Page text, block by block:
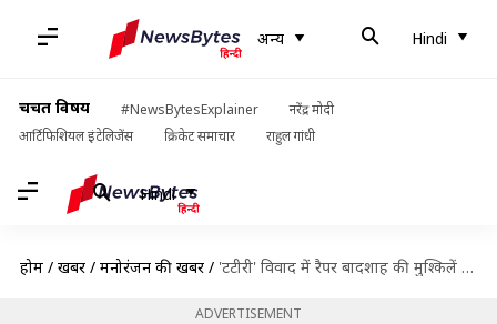
अन्य Hindi
चर्चित विषय #NewsBytesExplainer
नरेंद्र मोदी
आर्टिफिशियल इंटेलिजेंस
क्रिकेट समाचार राहुल गांधी
Hindi
होम / खबरें / मनोरंजन की खबरें / 'टटीरी' विवाद में रैपर बादशाह की मुश्किलें बढ़ीं, राष्ट्रीय महिला आयोग ने भेजा नोटिस
ADVERTISEMENT